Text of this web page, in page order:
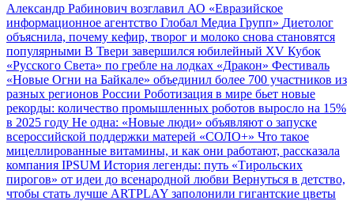
Александр Рабинович возглавил АО «Евразийское
информационное агентство Глобал Медиа Групп» Диетолог
объяснила, почему кефир, творог и молоко снова становятся
популярными В Твери завершился юбилейный XV Кубок
«Русского Света» по гребле на лодках «Дракон» Фестиваль
«Новые Огни на Байкале» объединил более 700 участников из
разных регионов России Роботизация в мире бьет новые
рекорды: количество промышленных роботов выросло на 15%
в 2025 году Не одна: «Новые люди» объявляют о запуске
всероссийской поддержки матерей «СОЛО+» Что такое
мицеллированные витамины, и как они работают, рассказала
компания IPSUM История легенды: путь «Тирольских
пирогов» от идеи до всенародной любви Вернуться в детство,
чтобы стать лучше ARTPLAY заполонили гигантские цветы